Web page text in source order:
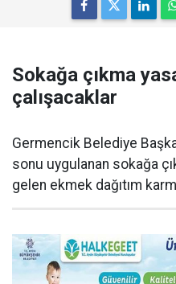
Sokağa çıkma
çalışacaklar
Germencik Belediye
sonu uygulanan sokağa
gelen ekmek dağıtım